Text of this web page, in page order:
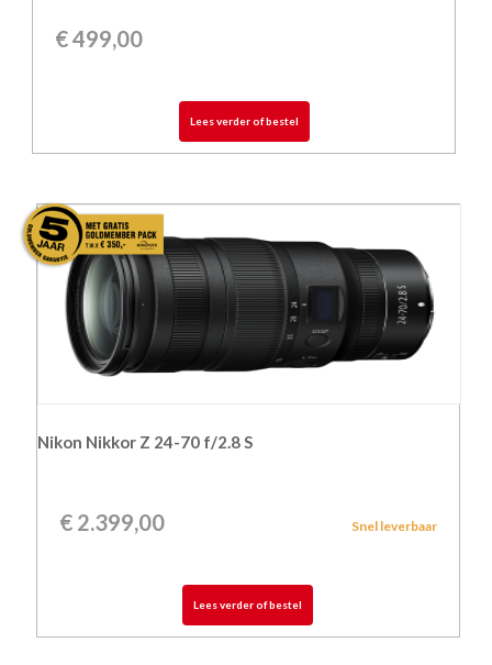
€499,00
Lees verder of bestel
Nikon Nikkor Z 24-70 f/2.8 S
€2.399,00 Snel leverbaar
Lees verder of bestel